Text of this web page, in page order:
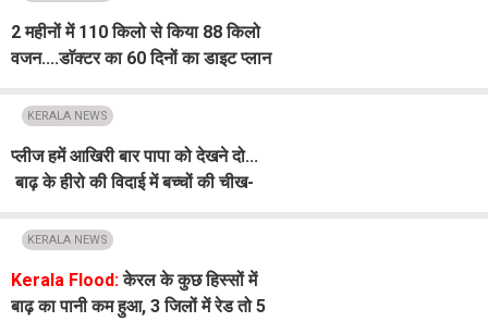
2 महीनों में 110 किलो से किया 88 किलो
वजन....डाॅक्टर का 60 दिनों का डाइट प्लान
KERALA NEWS
प्लीज हमें आखिरी बार पापा को देखने दो...
बाढ़ के हीरो की विदाई में बच्चों की चीख-
KERALA NEWS
Kerala Flood:केरल के कुछ हिस्सों में
बाढ़ का पानी कम हुआ, 3 जिलों में रेड तो 5